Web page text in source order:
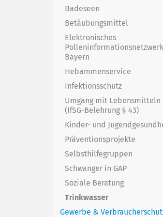
Badeseen
Betäubungsmittel
Elektronisches
Polleninformationsnetzwerk
Bayern
Hebammenservice
Infektionsschutz
Umgang mit Lebensmitteln
(IfSG-Belehrung § 43)
Kinder- und
Präventionsprojekte
Selbsthilfegruppen
Schwanger in GAP
Soziale Beratung
Trinkwasser
Gewerbe &